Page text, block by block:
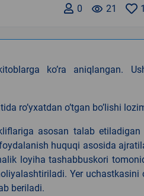
1
remove_red_eye 21
0
koʼra aniqlangan.
roʼyxatdan oʼtgan boʼlishi
asosan talab etiladigan
huquqi asosida
loyiha tashabbuskori
Yer uchastkasini
beriladi.